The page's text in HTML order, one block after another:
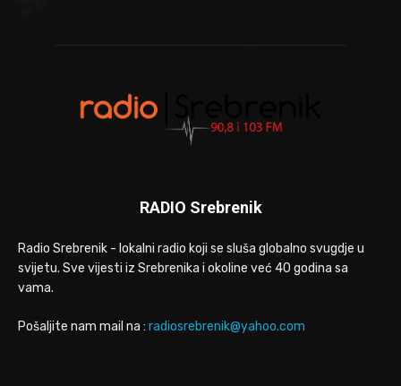
RADIO Srebrenik
Radio Srebrenik - lokalni radio koji se sluša globalno svugdje u
svijetu. Sve vijesti iz Srebrenika i okoline već 40 godina sa
vama.
Pošaljite nam mail na : radiosrebrenik@yahoo.com